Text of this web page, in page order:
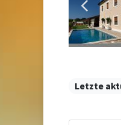
Letzte